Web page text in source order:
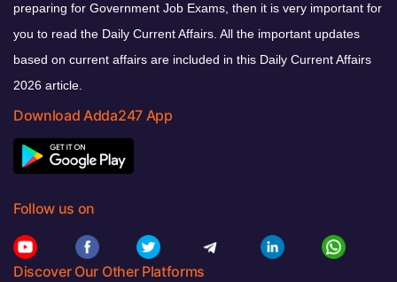
preparing for Government Job Exams, then it is very important for
you to read the Daily Current Affairs. All the important updates
based on current affairs are included in this Daily Current Affairs
2026 article.
Download Adda247 App
Follow us on
Discover Our Other Platforms